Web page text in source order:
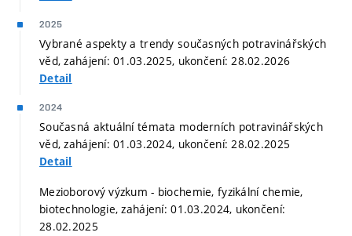
2025
Vybrané aspekty a trendy současných potravinářských
věd, zahájení: 01.03.2025, ukončení: 28.02.2026
Detail
2024
Současná aktuální témata moderních potravinářských
věd, zahájení: 01.03.2024, ukončení: 28.02.2025
Detail
Mezioborový výzkum - biochemie, fyzikální chemie,
biotechnologie, zahájení: 01.03.2024, ukončení:
28.02.2025